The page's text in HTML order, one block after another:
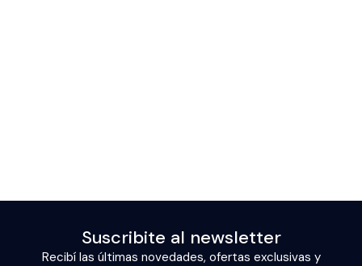
Suscribite al newsletter
Recibí las últimas novedades, ofertas exclusivas y